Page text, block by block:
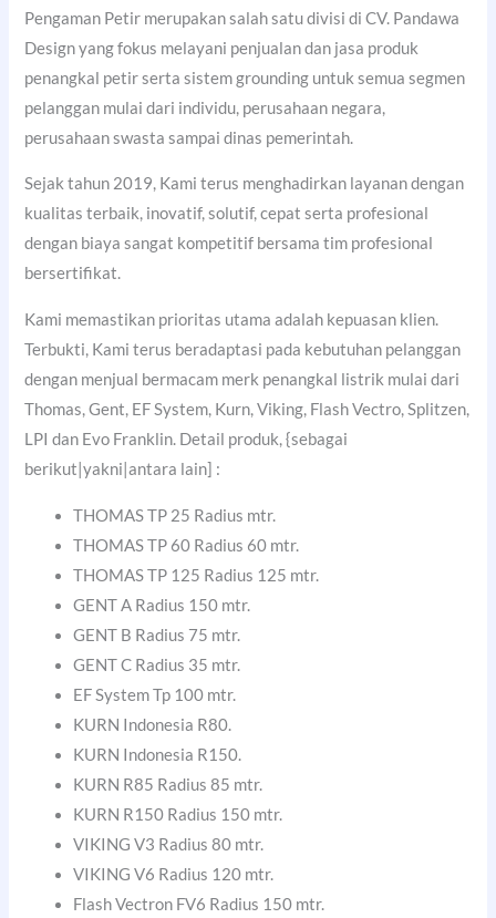
Pengaman Petir merupakan salah satu divisi di CV. Pandawa
Design yang fokus melayani penjualan dan jasa produk
penangkal petir serta sistem grounding untuk semua segmen
pelanggan mulai dari individu, perusahaan negara,
perusahaan swasta sampai dinas pemerintah.
Sejak tahun 2019, Kami terus menghadirkan layanan dengan
kualitas terbaik, inovatif, solutif, cepat serta profesional
dengan biaya sangat kompetitif bersama tim profesional
bersertifikat.
Kami memastikan prioritas utama adalah kepuasan klien.
Terbukti, Kami terus beradaptasi pada kebutuhan pelanggan
dengan menjual bermacam merk penangkal listrik mulai dari
Thomas, Gent, EF System, Kurn, Viking, Flash Vectro, Splitzen,
LPI dan Evo Franklin. Detail produk, {sebagai
berikut|yakni|antara lain] :
THOMAS TP 25 Radius mtr.
THOMAS TP 60 Radius 60 mtr.
THOMAS TP 125 Radius 125 mtr.
GENT A Radius 150 mtr.
GENT B Radius 75 mtr.
GENT C Radius 35 mtr.
EF System Tp 100 mtr.
KURN Indonesia R80.
KURN Indonesia R150.
KURN R85 Radius 85 mtr.
KURN R150 Radius 150 mtr.
VIKING V3 Radius 80 mtr.
VIKING V6 Radius 120 mtr.
Flash Vectron FV6 Radius 150 mtr.